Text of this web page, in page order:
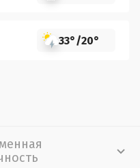
33°/20°